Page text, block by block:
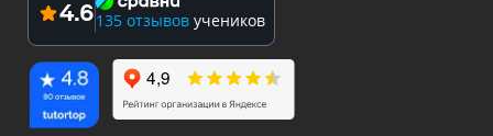
4.6135 отзывов учеников